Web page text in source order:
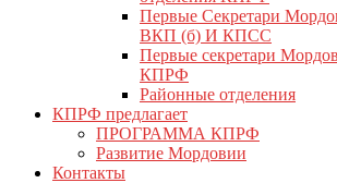
Первые Секретари
ВКП (б) И КПСС
Первые секретари
КПРФ
Районные отделения
КПРФ предлагает
ПРОГРАММА КПРФ
Развитие Мордовии
Контакты